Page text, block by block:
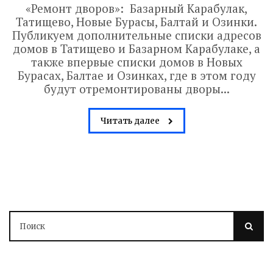
«Ремонт дворов»: Базарный Карабулак,
Татищево, Новые Бурасы, Балтай и Озинки.
Публикуем дополнительные списки адресов
домов в Татищево и Базарном Карабулаке, а
также впервые списки домов в Новых
Бурасах, Балтае и Озинках, где в этом году
будут отремонтированы дворы...
Читать далее
Володин: 31 августа